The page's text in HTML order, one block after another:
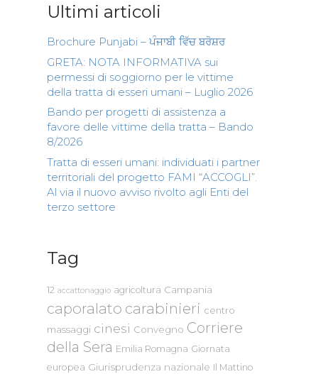
Ultimi articoli
Brochure Punjabi – ਪੰਜਾਬੀ ਵਿੱਚ ਬਰੋਸ਼ਰ
GRETA: NOTA INFORMATIVA sui
permessi di soggiorno per le vittime
della tratta di esseri umani – Luglio 2026
Bando per progetti di assistenza a
favore delle vittime della tratta – Bando
8/2026
Tratta di esseri umani: individuati i partner
territoriali del progetto FAMI “ACCOGLI”.
Al via il nuovo avviso rivolto agli Enti del
terzo settore
Tag
12 accattonaggio agricoltura Campania
caporalato carabinieri centro
massaggi cinesi Convegno Corriere
della Sera Emilia Romagna Giornata
europea Giurisprudenza nazionale Il Mattino